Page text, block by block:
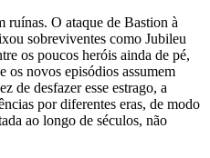
ruínas. O ataque de Bastion à
sobreviventes como Jubileu
os poucos heróis ainda de pé,
os novos episódios assumem
de desfazer esse estrago, a
por diferentes eras, de modo
ao longo de séculos, não